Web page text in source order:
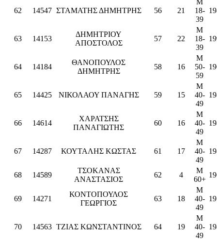
62 14547 ΣΤΑΜΑΤΗΣ ΔΗΜΗΤΡΗΣ 56 21
18-
39
63 14153
ΔΗΜΗΤΡΙΟΥ
ΑΠΟΣΤΟΛΟΣ
57 22
M
18-
39
64 14184
ΘΑΝΟΠΟΥΛΟΣ
ΔΗΜΗΤΡΗΣ
58 16
M
50-
59
65 14425 ΝΙΚΟΛΑΟΥ ΠΑΝΑΓΗΣ 59 15
M
40-
49
66 14614
ΧΑΡΑΤΣΗΣ
ΠΑΝΑΓΙΩΤΗΣ
60 16
M
40-
49
67 14287 ΚΟΥΤΑΛΗΣ ΚΩΣΤΑΣ 61 17
M
40-
49
68 14589
ΤΣΟΚΑΝΑΣ
ΑΝΑΣΤΑΣΙΟΣ
62 4
M
60+
69 14271
ΚΟΝΤΟΠΟΥΛΟΣ
ΓΕΩΡΓΙΟΣ
63 18
M
40-
49
70 14563 ΤΖΙΑΣ ΚΩΝΣΤΑΝΤΙΝΟΣ 64 19
M
40-
49